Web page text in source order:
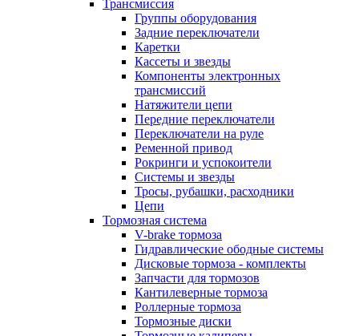
Трансмиссия
Группы оборудования
Задние переключатели
Каретки
Кассеты и звезды
Компоненты электронных
трансмиссий
Натяжители цепи
Передние переключатели
Переключатели на руле
Ременной привод
Рокринги и успокоители
Системы и звезды
Тросы, рубашки, расходники
Цепи
Тормозная система
V-brake тормоза
Гидравлические ободные системы
Дисковые тормоза - комплекты
Запчасти для тормозов
Кантилеверные тормоза
Роллерные тормоза
Тормозные диски